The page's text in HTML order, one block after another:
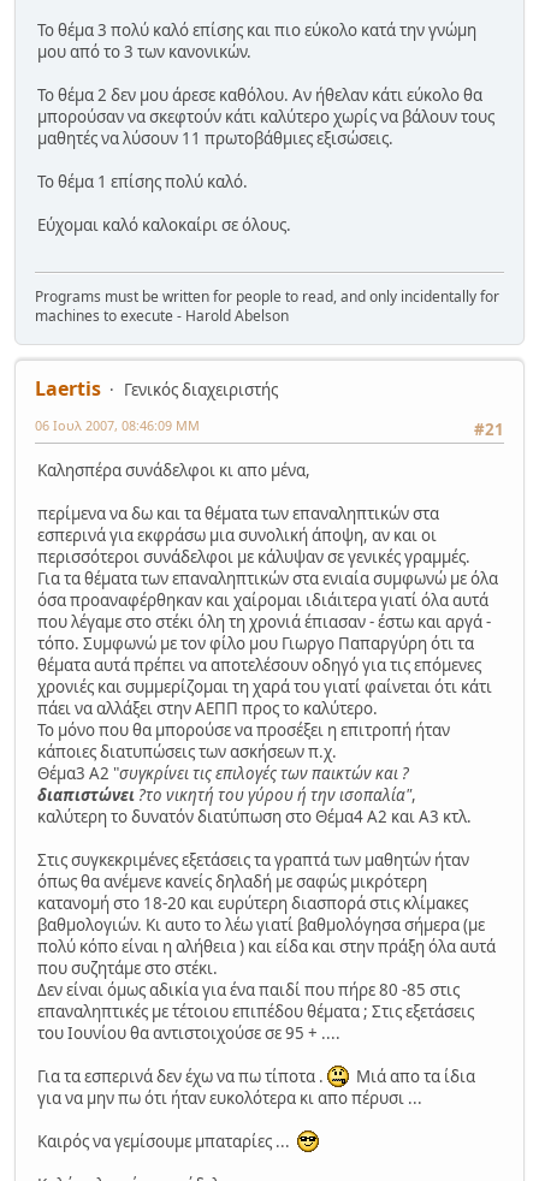
Το θέμα 3 πολύ καλό επίσης και πιο εύκολο κατά την γνώμη
μου από το 3 των κανονικών.
Το θέμα 2 δεν μου άρεσε καθόλου. Αν ήθελαν κάτι εύκολο θα
μπορούσαν να σκεφτούν κάτι καλύτερο χωρίς να βάλουν τους
μαθητές να λύσουν 11 πρωτοβάθμιες εξισώσεις.
Το θέμα 1 επίσης πολύ καλό.
Εύχομαι καλό καλοκαίρι σε όλους.
Programs must be written for people to read, and only incidentally for
machines to execute - Harold Abelson
Laertis
Γενικός διαχειριστής
#21
06 Ιουλ 2007, 08:46:09 ΜΜ
Καλησπέρα συνάδελφοι κι απο μένα,
περίμενα να δω και τα θέματα των επαναληπτικών στα
εσπερινά για εκφράσω μια συνολική άποψη, αν και οι
περισσότεροι συνάδελφοι με κάλυψαν σε γενικές γραμμές.
Για τα θέματα των επαναληπτικών στα ενιαία συμφωνώ με όλα
όσα προαναφέρθηκαν και χαίρομαι ιδιάιτερα γιατί όλα αυτά
που λέγαμε στο στέκι όλη τη χρονιά έπιασαν - έστω και αργά -
τόπο. Συμφωνώ με τον φίλο μου Γιωργο Παπαργύρη ότι τα
θέματα αυτά πρέπει να αποτελέσουν οδηγό για τις επόμενες
χρονιές και συμμερίζομαι τη χαρά του γιατί φαίνεται ότι κάτι
πάει να αλλάξει στην ΑΕΠΠ προς το καλύτερο.
Το μόνο που θα μπορούσε να προσέξει η επιτροπή ήταν
κάποιες διατυπώσεις των ασκήσεων π.χ.
Θέμα3 Α2 "συγκρίνει τις επιλογές των παικτών και ?
διαπιστώνει ?το νικητή του γύρου ή την ισοπαλία",
καλύτερη το δυνατόν διατύπωση στο Θέμα4 Α2 και Α3 κτλ.
Στις συγκεκριμένες εξετάσεις τα γραπτά των μαθητών ήταν
όπως θα ανέμενε κανείς δηλαδή με σαφώς μικρότερη
κατανομή στο 18-20 και ευρύτερη διασπορά στις κλίμακες
βαθμολογιών. Κι αυτο το λέω γιατί βαθμολόγησα σήμερα (με
πολύ κόπο είναι η αλήθεια ) και είδα και στην πράξη όλα αυτά
που συζητάμε στο στέκι.
Δεν είναι όμως αδικία για ένα παιδί που πήρε 80 -85 στις
επαναληπτικές με τέτοιου επιπέδου θέματα ; Στις εξετάσεις
του Ιουνίου θα αντιστοιχούσε σε 95 + ....
Για τα εσπερινά δεν έχω να πω τίποτα .
Μιά απο τα ίδια
για να μην πω ότι ήταν ευκολότερα κι απο πέρυσι ...
Καιρός να γεμίσουμε μπαταρίες ...